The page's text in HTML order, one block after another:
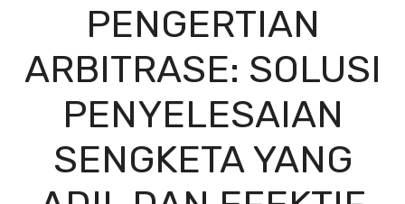
PENGERTIAN
ARBITRASE: SOLUSI
PENYELESAIAN
SENGKETA YANG